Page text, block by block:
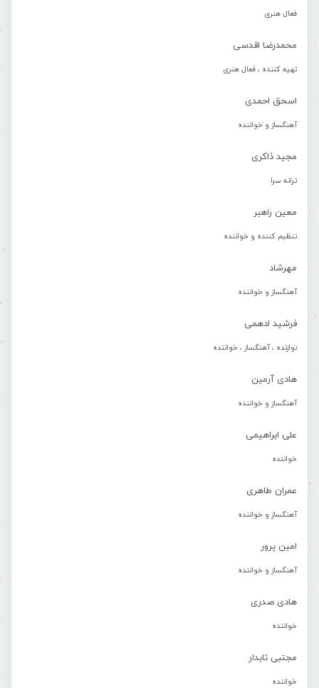
فعال هنری
محمدرضا اقدسی
تهیه کننده ، فعال هنری
اسحق احمدی
آهنگساز و خواننده
مجید ذاکری
ترانه سرا
معین راهبر
تنظیم کننده و خواننده
مهرشاد
آهنگساز و خواننده
فرشید ادهمی
نوازنده ، آهنگساز ، خواننده
هادی آرمین
آهنگساز و خواننده
علی ابراهیمی
خواننده
عمران طاهری
آهنگساز و خواننده
امین پرور
آهنگساز و خواننده
هادی صدری
خواننده
مجتبی تابدار
خواننده